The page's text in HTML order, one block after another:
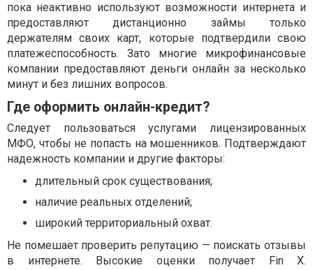
пока неактивно используют возможности интернета и
предоставляют дистанционно займы только
держателям своих карт, которые подтвердили свою
платежеспособность. Зато многие микрофинансовые
компании предоставляют деньги онлайн за несколько
минут и без лишних вопросов.
Где оформить онлайн-кредит?
Следует пользоваться услугами лицензированных
МФО, чтобы не попасть на мошенников. Подтверждают
надежность компании и другие факторы:
длительный срок существования;
наличие реальных отделений;
широкий территориальный охват.
Не помешает проверить репутацию — поискать отзывы
в интернете. Высокие оценки получает Fin X.